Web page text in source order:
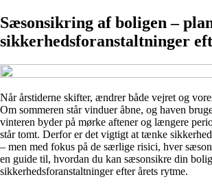
Sæsonsikring af boligen –
sikkerhedsforanstaltninger
Når årstiderne skifter, ændrer både vejret og
Om sommeren står vinduer åbne, og haven
vinteren byder på mørke aftener og længere
står tomt. Derfor er det vigtigt at tænke
– men med fokus på de særlige risici, hver
en guide til, hvordan du kan sæsonsikre din
sikkerhedsforanstaltninger efter årets rytme.